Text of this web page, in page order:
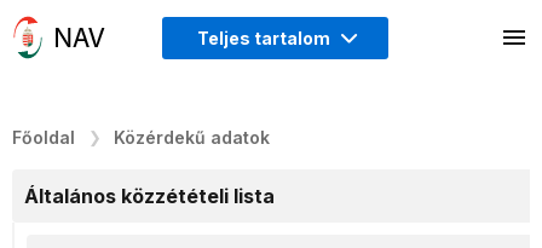
Teljes tartalom
Főoldal Közérdekű adatok
Általános közzétételi lista